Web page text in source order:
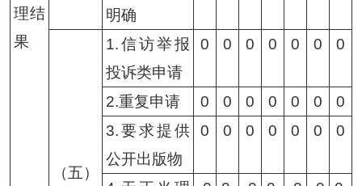
理结
果
明确
（五）
1.信访举报
投诉类申请
0 0 0 0 0 0 0
2.重复申请 0 0 0 0 0 0
0
3.要求提供
公开出版物
0 0 0 0 0 0 0